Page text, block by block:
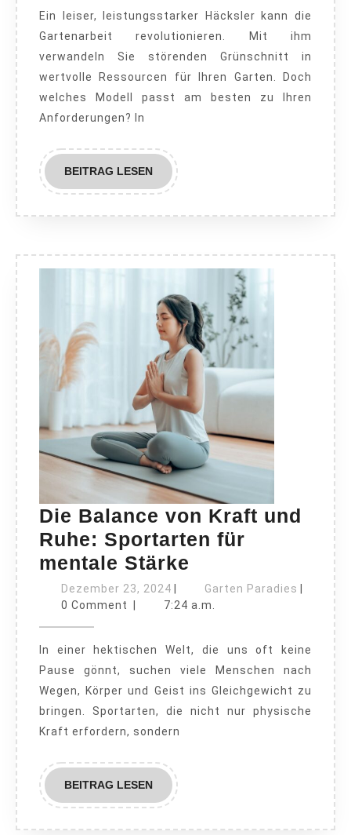
zur
Auswahl
des
richtigen
Häckslers
Ein leiser, leistungsstarker Häcksler kann die
Gartenarbeit revolutionieren. Mit ihm
verwandeln Sie störenden Grünschnitt in
wertvolle Ressourcen für Ihren Garten. Doch
welches Modell passt am besten zu Ihren
Anforderungen? In
BEITRAG LESENBEITRAG
LESEN
Die Balance von Kraft und
Ruhe: Sportarten für
mentale Stärke
Balance
von
und
Ruhe:
Sportarten
Dezember 23, 2024Dezember
23,
Garten Paradies Garten
Paradies
0 Comment
7:24 a.m.
Pause gönnt, suchen viele Menschen nach
Wegen, Körper und Geist ins Gleichgewicht zu
bringen. Sportarten, die nicht nur physische
Kraft erfordern, sondern
BEITRAG LESENBEITRAG
LESEN